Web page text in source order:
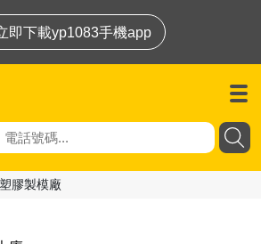
即下載yp1083手機app
膠製模廠